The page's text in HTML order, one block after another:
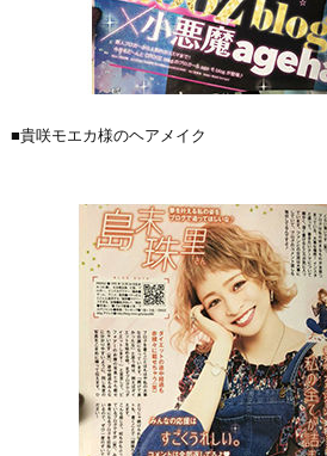
■貴咲モエカ様のヘアメイク